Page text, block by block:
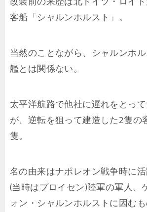
客船「シャルンホルスト」。
当然のことながら、シャルンホ
艦とは関係ない。
太平洋航路で他社に遅れをとっ
が、逆転を狙って建造した2隻の
隻。
名の由来はナポレオン戦争時に
(当時はプロイセン)陸軍の軍人、
ォン・シャルンホルストに因むも